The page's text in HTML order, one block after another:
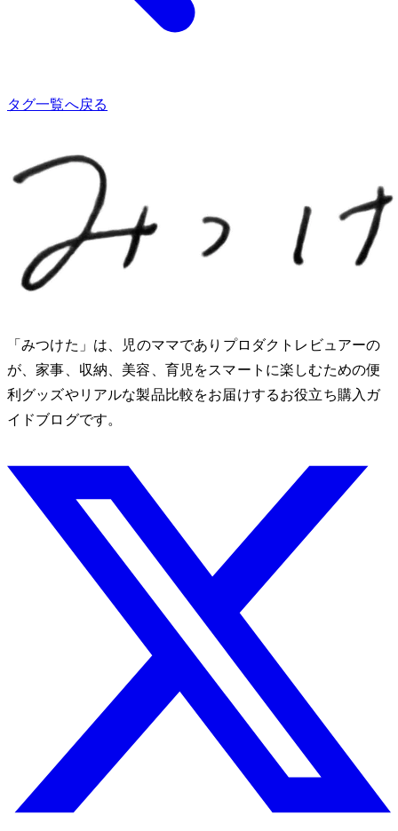
タグ一覧へ戻る
「みつけた」は、2児のママでありプロダクトレビュアーのMio
が、家事、収納、美容、育児をスマートに楽しむための便
利グッズやリアルな製品比較をお届けするお役立ち購入ガ
イドブログです。